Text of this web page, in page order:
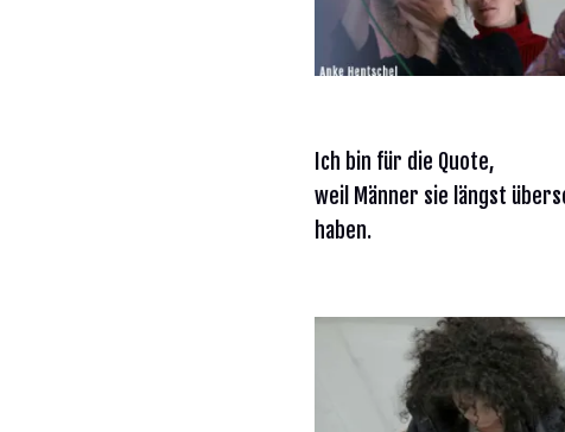
Ich bin für die Quote,
weil Männer sie längst
haben.